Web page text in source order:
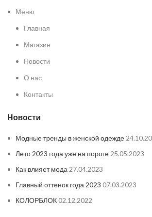
Меню
Главная
Магазин
Новости
О нас
Контакты
Новости
Модные тренды в женской одежде
Лето 2023 года уже на пороге 25.05.2023
Как влияет мода 27.04.2023
Главный оттенок года 2023 07.03.2023
КОЛОРБЛОК02.12.2022